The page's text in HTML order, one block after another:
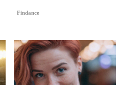
Findance